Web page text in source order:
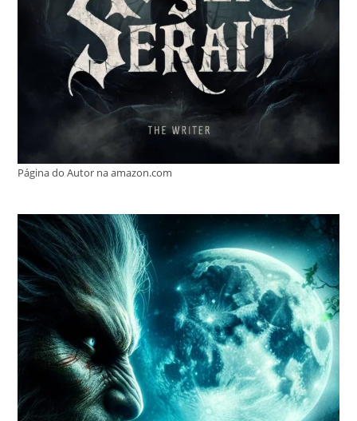
Página do Autor na amazon.com